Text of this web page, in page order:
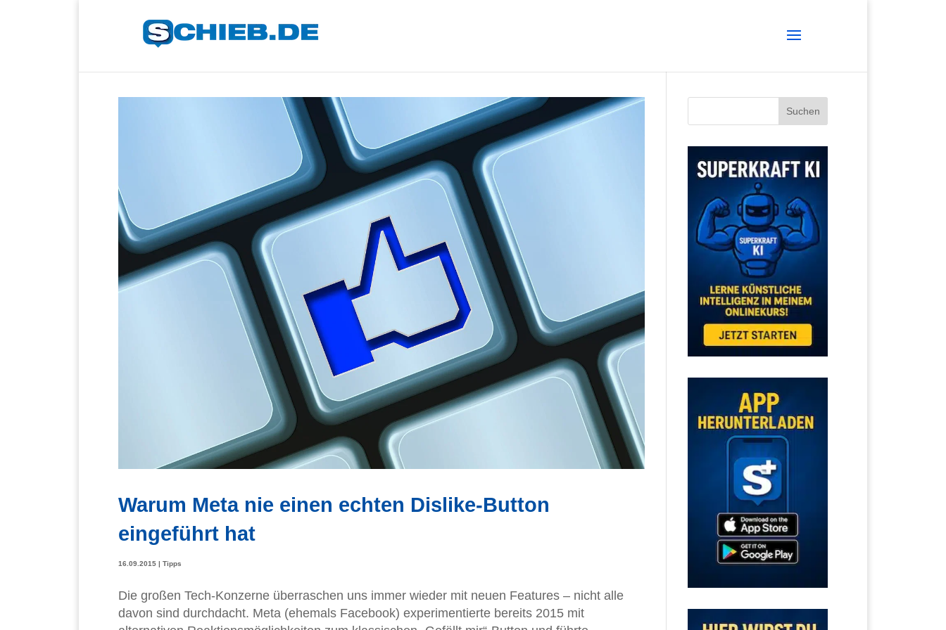
Warum Meta nie einen echten Dislike-Button
eingeführt hat
16.09.2015 | Tipps
Die großen Tech-Konzerne überraschen uns immer wieder mit neuen Features – nicht alle
davon sind durchdacht. Meta (ehemals Facebook) experimentierte bereits 2015 mit